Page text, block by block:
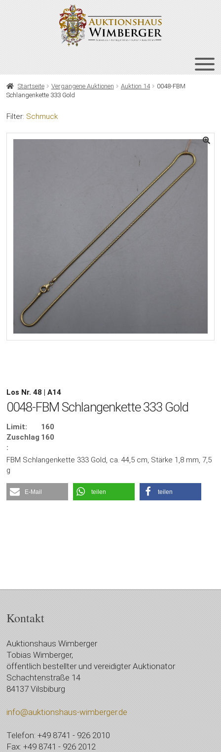
HOME
NEWSLETTER
Startseite Vergangene Auktionen Auktion 14
0048-FBM
Schlangenkette 333 Gold
Filter: Schmuck
Los Nr. 48 | A14
0048-FBM Schlangenkette 333 Gold
Limit:
160
Zuschlag
:
160
FBM Schlangenkette 333 Gold, ca. 44,5 cm, Stärke 1,8 mm, 7,5
g
E-Mail teilen teilen
Kontakt
Auktionshaus Wimberger
Tobias Wimberger,
öffentlich bestellter und vereidigter Auktionator
Schachtenstraße 14
84137 Vilsbiburg
info@auktionshaus-wimberger.de
Telefon: +49 8741 - 926 2010
Fax: +49 8741 - 926 2012